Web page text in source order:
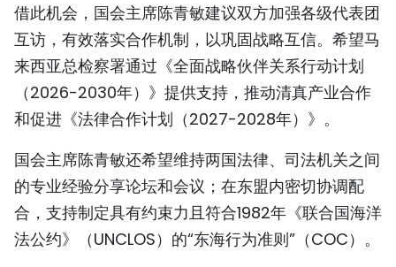
借此机会，国会主席陈青敏建议双方加强各级代表团
互访，有效落实合作机制，以巩固战略互信。希望马
来西亚总检察署通过《全面战略伙伴关系行动计划
（2026-2030年）》提供支持，推动清真产业合作
和促进《法律合作计划（2027-2028年）》。
国会主席陈青敏还希望维持两国法律、司法机关之间
的专业经验分享论坛和会议；在东盟内密切协调配
合，支持制定具有约束力且符合1982年《联合国海洋
法公约》（UNCLOS）的“东海行为准则”（COC）。